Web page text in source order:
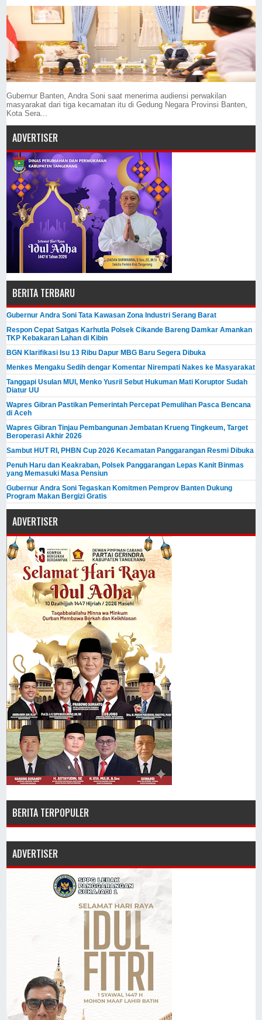
Gubernur Banten, Andra Soni saat menerima audiensi perwakilan
masyarakat dari tiga kecamatan itu di Gedung Negara Provinsi Banten,
Kota Sera...
ADVERTISER
BERITA TERBARU
Gubernur Andra Soni Tata Kawasan Zona Industri Serang Barat
Respon Cepat Satgas Karhutla Polsek Cikande Bareng Damkar Amankan
TKP Kebakaran Lahan di Kibin
BGN Klarifikasi Isu 13 Ribu Dapur MBG Baru Segera Dibuka
Menkes Mengaku Sedih dengar Komentar Nirempati Nakes ke Masyarakat
Tanggapi Usulan MUI, Menko Yusril Sebut Hukuman Mati Koruptor Sudah
Diatur UU
Wapres Gibran Pastikan Pemerintah Percepat Pemulihan Pasca Bencana
di Aceh
Wapres Gibran Tinjau Pembangunan Jembatan Krueng Tingkeum, Target
Beroperasi Akhir 2026
Sambut HUT RI, PHBN Cup 2026 Kecamatan Panggarangan Resmi Dibuka
Penuh Haru dan Keakraban, Polsek Panggarangan Lepas Kanit Binmas
yang Memasuki Masa Pensiun
Gubernur Andra Soni Tegaskan Komitmen Pemprov Banten Dukung
Program Makan Bergizi Gratis
ADVERTISER
BERITA TERPOPULER
ADVERTISER